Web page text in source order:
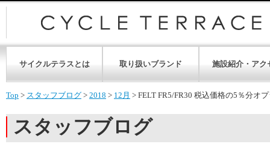
サイクルテラスとは 取り扱いブランド 施設紹介・アク
Top > スタッフブログ > 2018 > 12月 > FELT FR5/FR30 税込価格の5％分オ
スタッフブログ